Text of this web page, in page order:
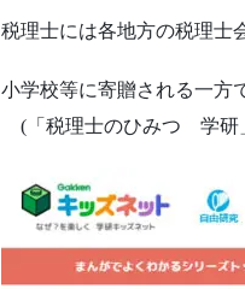
税理士には各地方の税理士
小学校等に寄贈される一方
(「税理士のひみつ 学研